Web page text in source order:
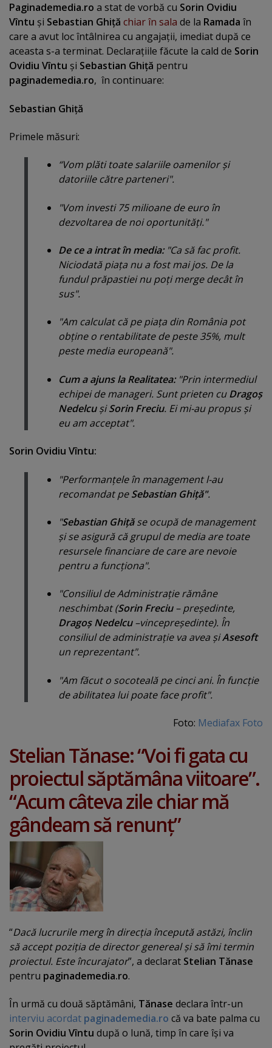
Paginademedia.ro a stat de vorbă cu Sorin Ovidiu
Vîntu şi Sebastian Ghiţă chiar în sala de la Ramada în
care a avut loc întâlnirea cu angajaţii, imediat după ce
aceasta s-a terminat. Declaraţiile făcute la cald de Sorin
Ovidiu Vîntu şi Sebastian Ghiţă pentru
paginademedia.ro, în continuare:
Sebastian Ghiţă
Primele măsuri:
“Vom plăti toate salariile oamenilor şi
datoriile către parteneri".
"Vom investi 75 milioane de euro în
dezvoltarea de noi oportunităţi."
De ce a intrat în media:"Ca să fac profit.
Niciodată piaţa nu a fost mai jos. De la
fundul prăpastiei nu poţi merge decât în
sus".
"Am calculat că pe piaţa din România pot
obţine o rentabilitate de peste 35%, mult
peste media europeană".
Cum a ajuns la Realitatea:"Prin intermediul
echipei de manageri. Sunt prieten cuDragoş
NedelcuşiSorin Freciu. Ei mi-au propus şi
eu am acceptat".
Sorin Ovidiu Vîntu:
"Performanţele în management l-au
recomandat peSebastian Ghiţă".
"Sebastian Ghiţăse ocupă de management
şi se asigură că grupul de media are toate
resursele financiare de care are nevoie
pentru a funcţiona".
"Consiliul de Administraţie rămâne
neschimbat (Sorin Freciu– preşedinte,
Dragoş Nedelcu–vincepreşedinte). În
consiliul de administraţie va avea şiAsesoft
un reprezentant".
"Am făcut o socoteală pe cinci ani. În funcţie
de abilitatea lui poate face profit".
Foto: Mediafax Foto
Stelian Tănase: “Voi fi gata cu
proiectul săptămâna viitoare”.
“Acum câteva zile chiar mă
gândeam să renunţ”
“Dacă lucrurile merg în direcţia începută astăzi, înclin
să accept poziţia de director genereal şi să îmi termin
proiectul. Este încurajator”, a declarat Stelian Tănase
pentru paginademedia.ro.
În urmă cu două săptămâni, Tănase declara într-un
interviu acordat paginademedia.ro că va bate palma cu
Sorin Ovidiu Vîntu după o lună, timp în care îşi va